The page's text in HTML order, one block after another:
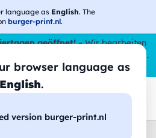
language as English. The
burger-print.nl.
browser language as
English.
version burger-print.nl
geöffnet!– Wir bearbeiten
Sommer über,
sogar im August.
😎🌴